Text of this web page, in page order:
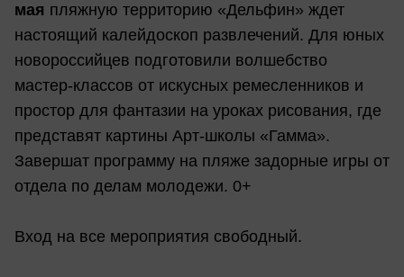
мая пляжную территорию «Дельфин» ждет
настоящий калейдоскоп развлечений. Для юных
новороссийцев подготовили волшебство
мастер-классов от искусных ремесленников и
простор для фантазии на уроках рисования, где
представят картины Арт-школы «Гамма».
Завершат программу на пляже задорные игры от
отдела по делам молодежи. 0+
Вход на все мероприятия свободный.